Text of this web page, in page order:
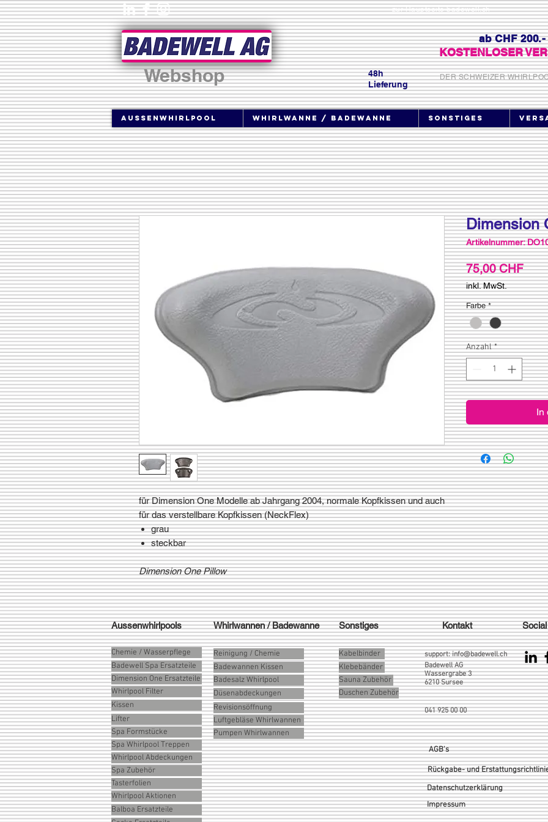
zur Hauptseite badewell.ch
Webshop
48h
Lieferung
ab CHF 200.-
KOSTENLOSER
DER SCHWEIZER
Aussenwhirlpool Whirlwanne / Badewanne Sonstiges
für Dimension One Modelle ab Jahrgang 2004, normale Kopfkissen und auch
für das verstellbare Kopfkissen (NeckFlex)
grau
steckbar
Dimension One Pillow
Dimension
Artikelnummer:
75,00 CHF
inkl. MwSt.
Farbe *
Anzahl *
In
Aussenwhirlpools
Chemie / Wasserpflege
Badewell Spa Ersatzteile
Dimension One Ersatzteile
Whirlpool Filter
Kissen
Lifter
Spa Formstücke
Spa Whirlpool Treppen
Whirlpool Abdeckungen
Spa Zubehör
Tasterfolien
Whirlpool Aktionen
Balboa Ersatzteile
Whirlwannen / Badewanne
Reinigung / Chemie
Badewannen Kissen
Badesalz Whirlpool
Düsenabdeckungen
Revisionsöffnung
Luftgebläse Whirlwannen
Pumpen Whirlwannen
Sonstiges
Kabelbinder
Klebebänder
Sauna Zubehör
Duschen Zubehör
Kontakt
support:info@badewell.ch
Badewell AG
Wassergrabe 3
6210 Sursee
041 925 00 00
AGB's
Rückgabe- und
Datenschutzerklärung
Impressum